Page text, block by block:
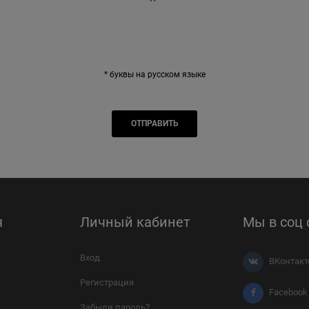
* буквы на русском языке
Личный кабинет
Вход
Регистрация
Мы в соц
Facebook